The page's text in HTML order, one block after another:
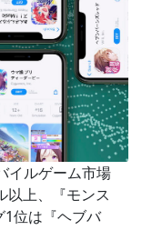
イルゲーム市場
上、『モンス
位は『ヘブバ